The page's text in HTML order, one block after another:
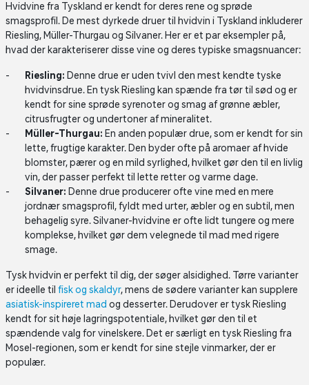
Hvidvine fra Tyskland er kendt for deres rene og sprøde
smagsprofil. De mest dyrkede druer til hvidvin i Tyskland inkluderer
Riesling, Müller-Thurgau og Silvaner. Her er et par eksempler på,
hvad der karakteriserer disse vine og deres typiske smagsnuancer:
Riesling: Denne drue er uden tvivl den mest kendte tyske
hvidvinsdrue. En tysk Riesling kan spænde fra tør til sød og er
kendt for sine sprøde syrenoter og smag af grønne æbler,
citrusfrugter og undertoner af mineralitet.
Müller-Thurgau: En anden populær drue, som er kendt for sin
lette, frugtige karakter. Den byder ofte på aromaer af hvide
blomster, pærer og en mild syrlighed, hvilket gør den til en livlig
vin, der passer perfekt til lette retter og varme dage.
Silvaner: Denne drue producerer ofte vine med en mere
jordnær smagsprofil, fyldt med urter, æbler og en subtil, men
behagelig syre. Silvaner-hvidvine er ofte lidt tungere og mere
komplekse, hvilket gør dem velegnede til mad med rigere
smage.
Tysk hvidvin er perfekt til dig, der søger alsidighed. Tørre varianter
er ideelle til fisk og skaldyr, mens de sødere varianter kan supplere
asiatisk-inspireret mad og desserter. Derudover er tysk Riesling
kendt for sit høje lagringspotentiale, hvilket gør den til et
spændende valg for vinelskere. Det er særligt en tysk Riesling fra
Mosel-regionen, som er kendt for sine stejle vinmarker, der er
populær.